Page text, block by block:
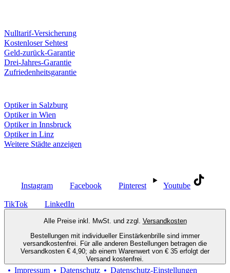
Nulltarif-Versicherung
Kostenloser Sehtest
Geld-zurück-Garantie
Drei-Jahres-Garantie
Zufriedenheitsgarantie
Optiker in Salzburg
Optiker in Wien
Optiker in Innsbruck
Optiker in Linz
Weitere Städte anzeigen
Instagram Facebook Pinterest Youtube
TikTok LinkedIn
Alle Preise inkl. MwSt. und zzgl. Versandkosten
Bestellungen mit individueller Einstärkenbrille sind immer
versandkostenfrei. Für alle anderen Bestellungen betragen die
Versandkosten € 4,90; ab einem Warenwert von € 35 erfolgt der
Versand kostenfrei.
Impressum Datenschutz Datenschutz-Einstellungen